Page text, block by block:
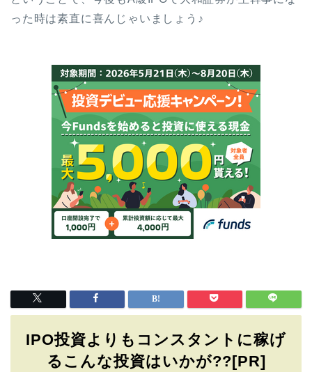
った時は素直に喜んじゃいましょう♪
IPO投資よりもコンスタントに稼げ
るこんな投資はいかが??[PR]